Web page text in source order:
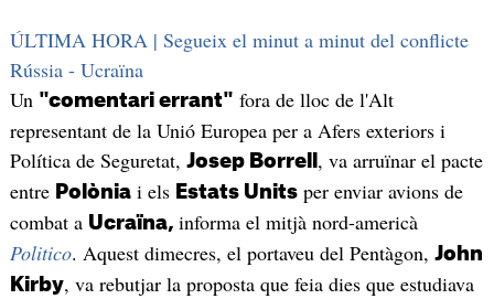
ÚLTIMA HORA | Segueix el minut a minut del conflicte
Rússia - Ucraïna
Un "comentari errant" fora de lloc de l'Alt
representant de la Unió Europea per a Afers exteriors i
Política de Seguretat, Josep Borrell , va arruïnar el pacte
entre Polòniai els Estats Unitsper enviar avions de
combat a Ucraïna, informa el mitjà nord-americà
Politico. Aquest dimecres, el portaveu del Pentàgon, John
Kirby, va rebutjar la proposta que feia dies que estudiava